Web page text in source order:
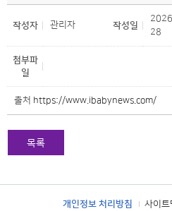
작성자 관리자 작성일
28
첨부파
일
출처 https://www.ibabynews.com/
목록
개인정보 처리방침 사이트